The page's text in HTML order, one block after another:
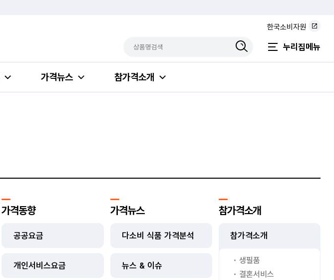
한국소비자원
누리집메뉴
가격뉴스 참가격소개
가격동향
공공요금
개인서비스요금
가격뉴스
다소비 식품 가격분석
뉴스 & 이슈
참가격소개
참가격소개
생필품
결혼서비스